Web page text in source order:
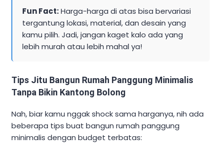
Fun Fact:Harga-harga di atas bisa bervariasi
tergantung lokasi, material, dan desain yang
kamu pilih. Jadi, jangan kaget kalo ada yang
lebih murah atau lebih mahal ya!
Tips Jitu Bangun Rumah Panggung Minimalis
Tanpa Bikin Kantong Bolong
Nah, biar kamu nggak shock sama harganya, nih ada
beberapa tips buat bangun rumah panggung
minimalis dengan budget terbatas: